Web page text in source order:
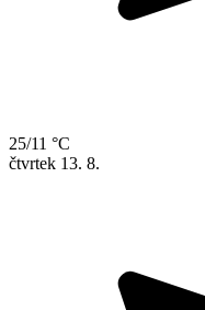
25/11 °C
čtvrtek 13. 8.